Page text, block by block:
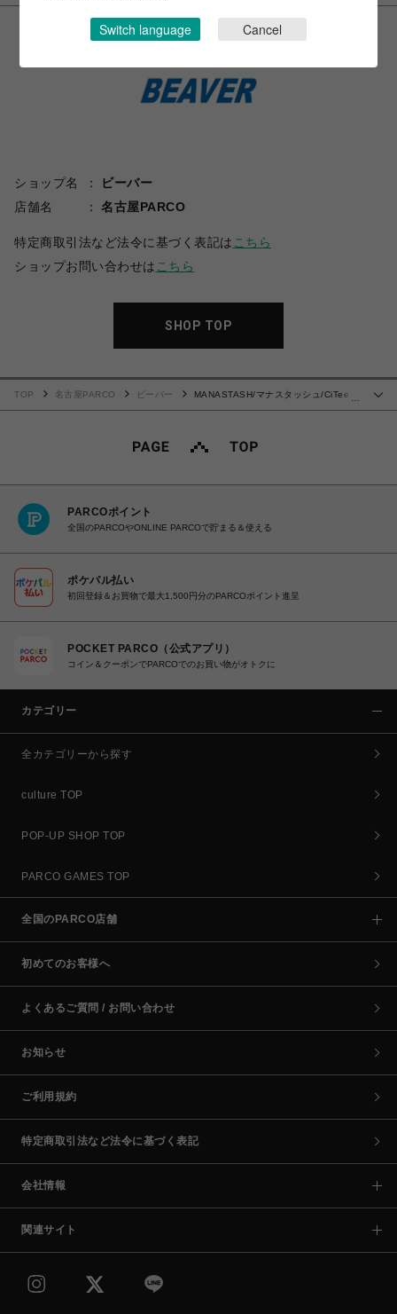
ショップ名
ビーバー
店舗名
名古屋PARCO
特定商取引法など法令に基づく表記は こちら
ショップお問い合わせは こちら
SHOP TOP
…
TOP 名古屋PARCO ビーバー
MANASTASH/マナスタッシュ/CiTee
PARCOポイント
全国のPARCOやONLINE PARCOで貯まる＆使える
ポケパル払い
初回登録＆お買物で最大1,500円分のPARCOポイント進呈
POCKET PARCO（公式アプリ）
コイン＆クーポンでPARCOでのお買い物がオトクに
カテゴリー
全カテゴリーから探す
culture TOP
POP-UP SHOP TOP
PARCO GAMES TOP
全国のPARCO店舗
初めてのお客様へ
よくあるご質問 / お問い合わせ
お知らせ
ご利用規約
特定商取引法など法令に基づく表記
会社情報
関連サイト
Switch language Cancel